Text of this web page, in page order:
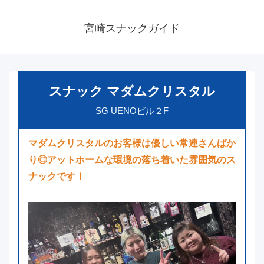
宮崎スナックガイド
スナック マダムクリスタル
SG UENOビル２F
マダムクリスタルのお客様は優しい常連さんばか
り◎アットホームな環境の落ち着いた雰囲気のス
ナックです！